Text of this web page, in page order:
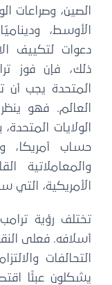
الصين، وصراعات
الأوسط،
دعوات لتكييف
ذلك، فإن فوز
المتحدة يجب أن
العالم. فهو
الولايات
حساب أمريكا،
والمعاملاتية
الأمريكية،
تختلف رؤية
أسلافه. فعلى
التحالفات
يشكلون عبئًا